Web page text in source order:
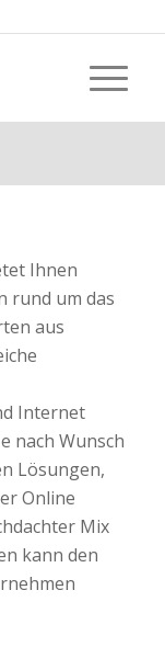
Ihnen
rund um das
aus
Internet
nach Wunsch
Lösungen,
Online
Mix
kann den